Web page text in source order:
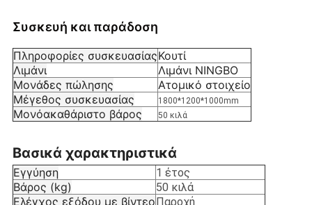
Συσκευή και παράδοση
Πληροφορίες συσκευασίαςΚουτί
Λιμάνι
Λιμάνι NINGBO
Μονάδες πώλησης
Ατομικό στοιχείο
Μέγεθος συσκευασίας
1800*1200*1000mm
Μονόακαθάριστο βάρος 50 κιλά
Βασικά χαρακτηριστικά
Εγγύηση 1 έτος
Βάρος (kg) 50 κιλά
Ελέγχος εξόδου με βίντεο Παροχή